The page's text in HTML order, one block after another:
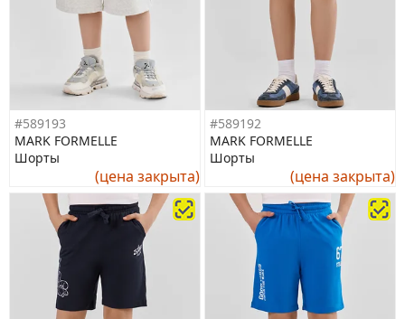
#589193
MARK FORMELLE
Шорты
(цена закрыта)
#589192
MARK FORMELLE
Шорты
(цена закрыта)